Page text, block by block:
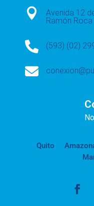

Avenida 12
Ramón Roca
 (593) (02)

Quito